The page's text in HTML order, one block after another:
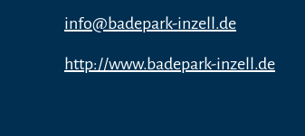
info@badepark-inzell.de
http://www.badepark-inzell.de